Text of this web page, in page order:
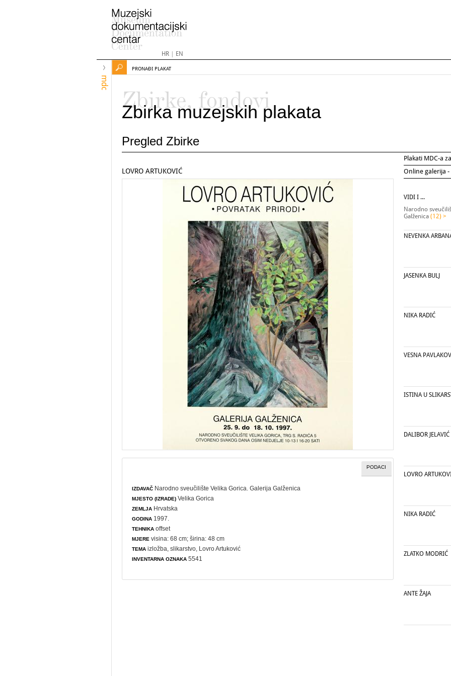
HR| EN
mdc
PRONAĐI PLAKAT
Zbirke, fondovi
Zbirka muzejskih plakata
Pregled Zbirke
Plakati MDC-a
Online galerija
LOVRO ARTUKOVIĆ
PODACI
IZDAVAČ Narodno sveučilište Velika Gorica. Galerija Galženica
MJESTO (IZRADE) Velika Gorica
ZEMLJA Hrvatska
GODINA 1997.
TEHNIKA offset
MJERE visina: 68 cm; širina: 48 cm
TEMA izložba ,slikarstvo , Lovro Artuković
INVENTARNA OZNAKA 5541
VIDI I ...
Narodno
Galženica (12) >
NEVENKA
JASENKA BULJ
NIKA RADIĆ
VESNA
ISTINA U
DALIBOR JELAVIĆ
LOVRO
NIKA RADIĆ
ZLATKO MODRIĆ
ANTE ŽAJA